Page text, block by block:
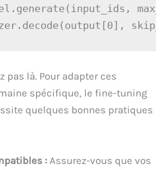
pas là. Pour adapter ces
spécifique, le fine-tuning
quelques bonnes pratiques
: Assurez-vous que vos